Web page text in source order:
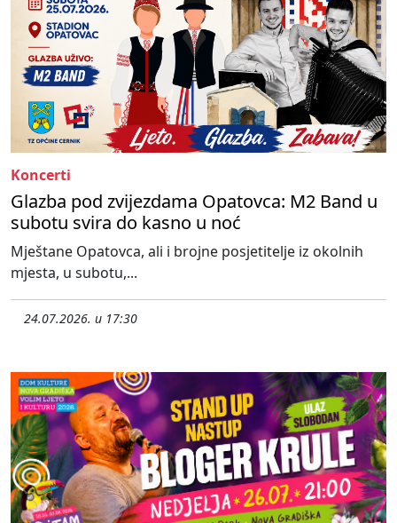
Koncerti
Glazba pod zvijezdama Opatovca: M2 Band u
subotu svira do kasno u noć
Mještane Opatovca, ali i brojne posjetitelje iz okolnih
mjesta, u subotu,...
24.07.2026. u 17:30